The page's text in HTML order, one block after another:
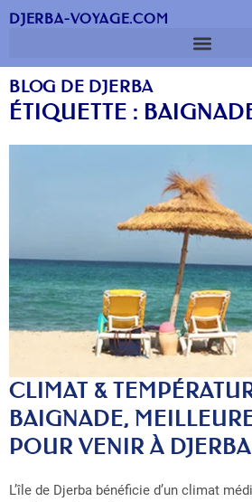
DJERBA-VOYAGE.COM
BLOG DE DJERBA
ÉTIQUETTE :
CLIMAT &
BAIGNADE,
POUR VENIR À DJERBA
L’île de Djerba bénéficie d’un climat